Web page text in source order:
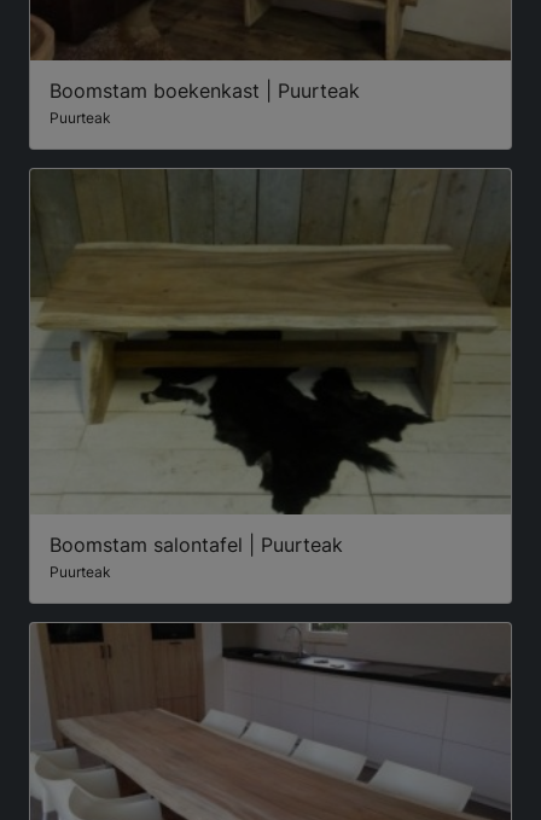
Boomstam boekenkast | Puurteak
Puurteak
Boomstam salontafel | Puurteak
Puurteak